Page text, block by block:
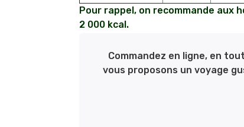
Pour rappel, on recommande aux
2 000 kcal.
Commandez en ligne, en
vous proposons un voyage